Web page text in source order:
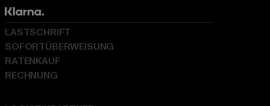
LASTSCHRIFT
SOFORTÜBERWEISUNG
RATENKAUF
RECHNUNG